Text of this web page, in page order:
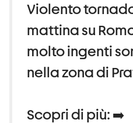
Violento
mattina su
molto ingenti
nella zona di
Scopri di più: ➡️